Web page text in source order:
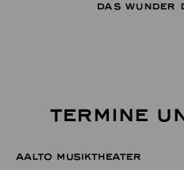
DAS WUNDER
TERMINE
AALTO MUSIKTHEATER